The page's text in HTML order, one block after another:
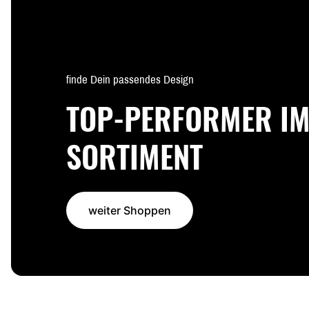
finde Dein passendes Design
TOP-PERFORMER
SORTIMENT
weiter Shoppen